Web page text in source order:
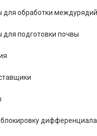
для обработки междурядий
подготовки почвы
дифференциала